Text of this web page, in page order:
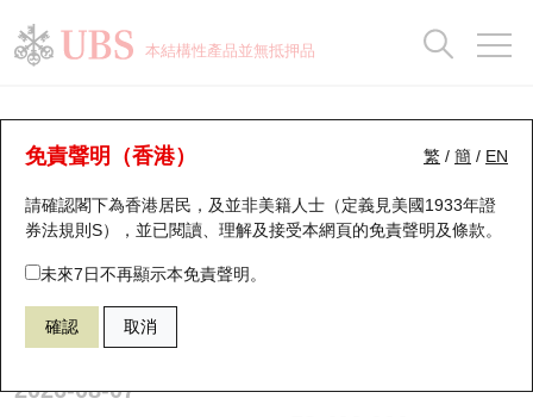
本結構性產品並無抵押品
繁 / 簡 / EN
免責聲明（香港）
請確認閣下為香港居民，及並非美籍人士（定義見美國1933年證
券法規則S），並已閱讀、理解及接受本網頁的免責聲明及條款。
未來7日不再顯示本免責聲明。
確認 取消
牛熊證分析儀
表現 街貨統計 比較
55732 瑞銀熊證 HSI 恒生指數
2026-08-07
瑞銀認股證一覽
新發行瑞銀認股證
即將到期認股證
認股證到期結算價查詢
認股證分析儀
街貨統計
比較
牛熊全景快搜
牛熊證搜尋
牛熊證街貨分佈圖
正股牛熊證列表
新發行瑞銀牛熊證
街貨統計
比較
十大升幅/跌幅
十大認股證成交分佈
十天股證佔大市成交
資金流
街貨統計
正股分析儀
二十大活躍股份
恒指成份股
國指成份股
科指成份股
持股比重
顯示所有持股比重
每月輪證大市專題
輪證專欄
講座及教育短片
認股證投資者教育
牛熊證投資者教育